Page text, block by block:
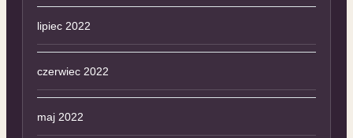
lipiec 2022
czerwiec 2022
maj 2022